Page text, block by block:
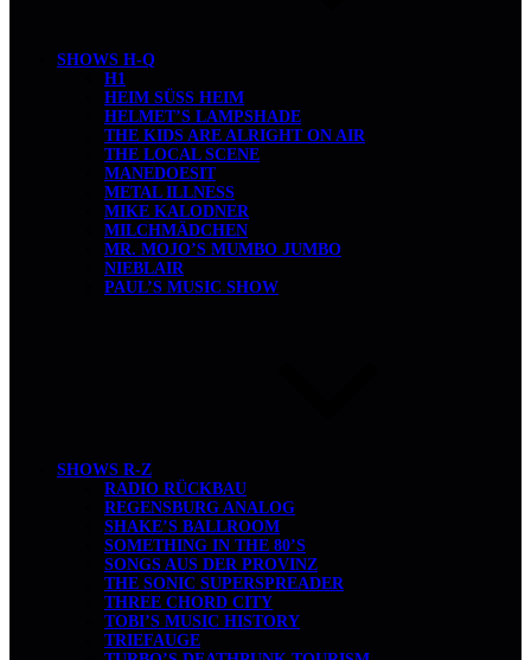
SHOWS H-Q
H1
HEIM SÜSS HEIM
HELMET’S LAMPSHADE
THE KIDS ARE ALRIGHT ON AIR
THE LOCAL SCENE
MANEDOESIT
METAL ILLNESS
MIKE KALODNER
MILCHMÄDCHEN
MR. MOJO’S MUMBO JUMBO
NIEBLAIR
PAUL’S MUSIC SHOW
SHOWS R-Z
RADIO RÜCKBAU
REGENSBURG ANALOG
SHAKE’S BALLROOM
SOMETHING IN THE 80’S
SONGS AUS DER PROVINZ
THE SONIC SUPERSPREADER
THREE CHORD CITY
TOBI’S MUSIC HISTORY
TRIEFAUGE